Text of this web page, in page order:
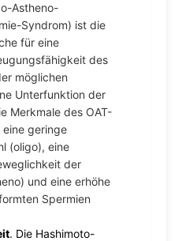
Astheno-
Syndrom) ist die
für eine
des
möglichen
Unterfunktion der
Merkmale des OAT-
eine geringe
(oligo), eine
der
und eine erhöhe
Spermien
. Die Hashimoto-